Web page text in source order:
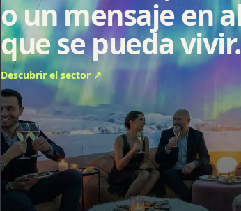
o un mensaje en
que se pueda vivir.
Descubrir el sector ↗